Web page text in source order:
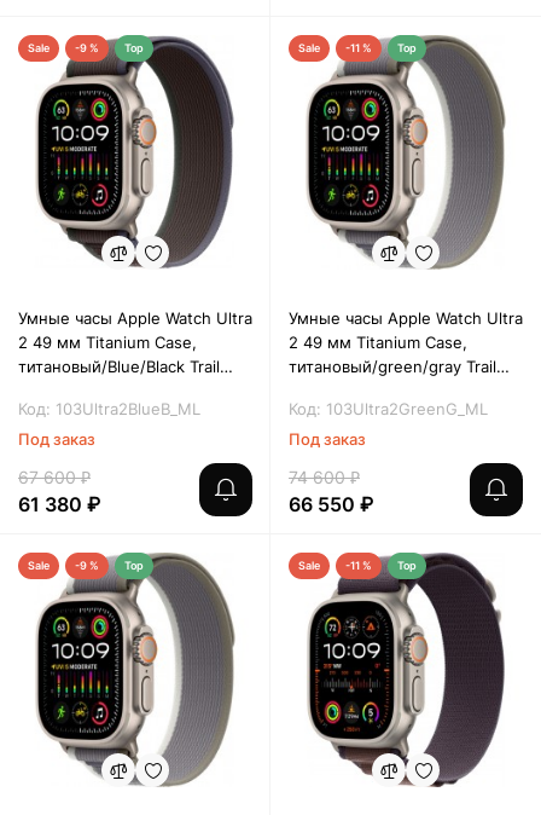
Sale -9 % Top
Умные часы Apple Watch Ultra
2 49 мм Titanium Case,
титановый/Blue/Black Trail
Код: 103Ultra2BlueB_ML
Под заказ
67 600 ₽
61 380 ₽
Sale -11 % Top
Умные часы Apple Watch Ultra
2 49 мм Titanium Case,
титановый/green/gray Trail
Код: 103Ultra2GreenG_ML
Под заказ
74 600 ₽
66 550 ₽
Sale -9 % Top Sale -11 % Top